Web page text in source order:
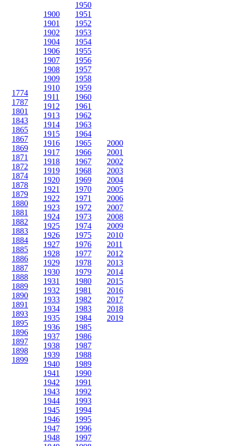
1774
1787
1801
1843
1865
1867
1869
1871
1872
1874
1878
1879
1880
1881
1882
1883
1884
1885
1886
1887
1888
1889
1890
1891
1893
1895
1896
1897
1898
1899
1900
1901
1902
1904
1906
1907
1908
1909
1910
1911
1912
1913
1914
1915
1916
1917
1918
1919
1920
1921
1922
1923
1924
1925
1926
1927
1928
1929
1930
1931
1932
1933
1934
1935
1936
1937
1938
1939
1940
1941
1942
1943
1944
1945
1946
1947
1948
1950
1951
1952
1953
1954
1955
1956
1957
1958
1959
1960
1961
1962
1963
1964
1965
1966
1967
1968
1969
1970
1971
1972
1973
1974
1975
1976
1977
1978
1979
1980
1981
1982
1983
1984
1985
1986
1987
1988
1989
1990
1991
1992
1993
1994
1995
1996
1997
2000
2001
2002
2003
2004
2005
2006
2007
2008
2009
2010
2011
2012
2013
2014
2015
2016
2017
2018
2019